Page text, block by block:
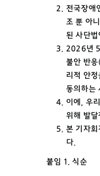
전국장애
조 뿐 아
된 사단법
2026년 5
불안 반
리적 안
동의하는
이에, 우
위해 발
본 기자회
다.
붙임 1. 식순